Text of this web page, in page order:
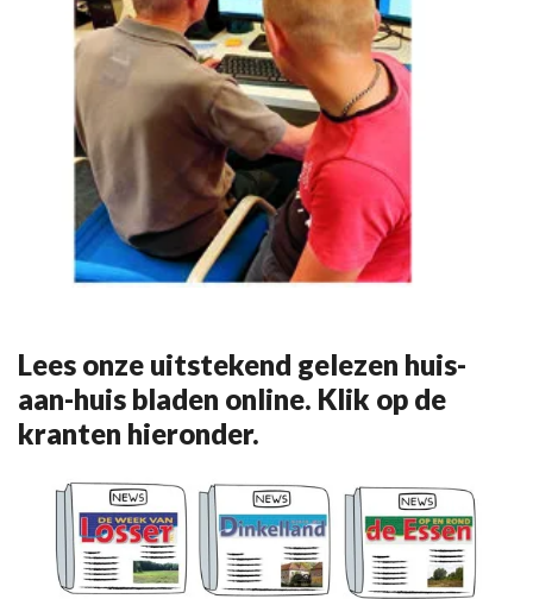
Lees onze uitstekend gelezen huis-
aan-huis bladen online. Klik op de
kranten hieronder.